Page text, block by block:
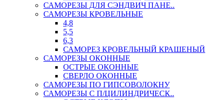
САМОРЕЗЫ ДЛЯ СЭНДВИЧ ПАНЕ..
САМОРЕЗЫ КРОВЕЛЬНЫЕ
4,8
5,5
6,3
САМОРЕЗ КРОВЕЛЬНЫЙ КРАШЕНЫЙ
САМОРЕЗЫ ОКОННЫЕ
ОСТРЫЕ ОКОННЫЕ
СВЕРЛО ОКОННЫЕ
САМОРЕЗЫ ПО ГИПСОВОЛОКНУ
САМОРЕЗЫ С П/ЦИЛИНДРИЧЕСК..